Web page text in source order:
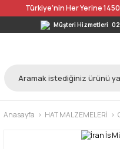
Türkiye’nin Her Yerine
Müşteri Hizmetleri
Anasayfa HAT MALZEMELERİ